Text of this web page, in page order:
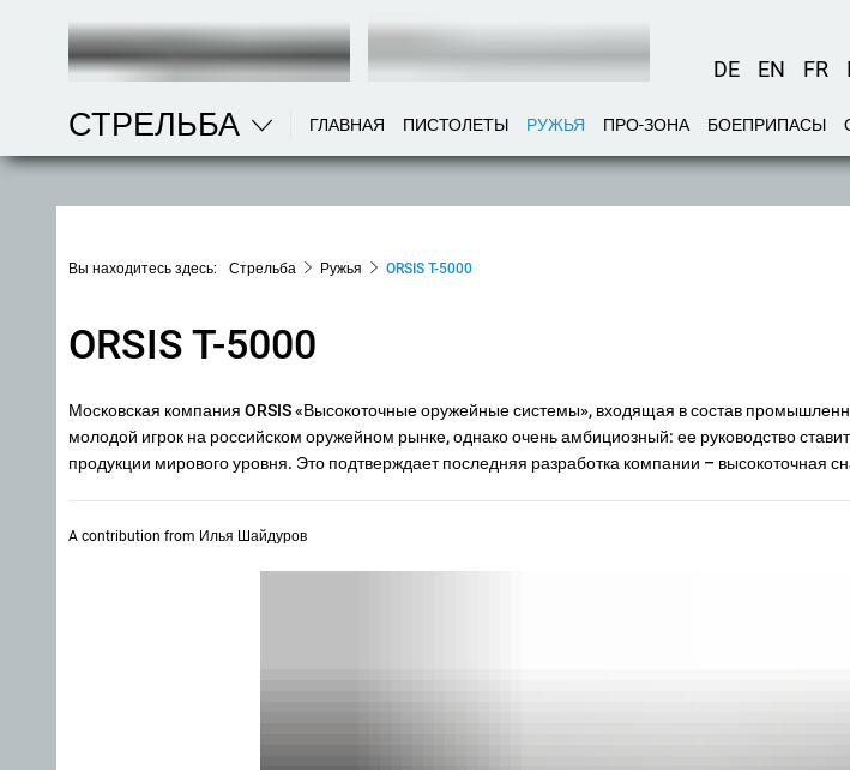
DE EN FR
СТРЕЛЬБА ГЛАВНАЯ ПИСТОЛЕТЫ РУЖЬЯ ПРО-ЗОНА БОЕПРИПАСЫ
Вы находитесь здесь: Стрельба Ружья ORSIS T-5000
ORSIS T-5000
Московская компания ORSIS «Высокоточные оружейные системы», входящая в состав
молодой игрок на российском оружейном рынке, однако очень амбициозный: ее руководство
продукции мирового уровня. Это подтверждает последняя разработка компании – высокоточная
A contribution from Илья Шайдуров